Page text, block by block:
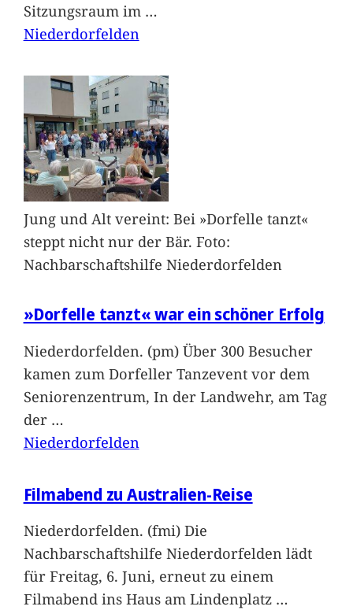
Sitzungsraum im …
Niederdorfelden
Jung und Alt vereint: Bei »Dorfelle tanzt«
steppt nicht nur der Bär. Foto:
Nachbarschaftshilfe Niederdorfelden
»Dorfelle tanzt« war ein schöner Erfolg
Niederdorfelden. (pm) Über 300 Besucher
kamen zum Dorfeller Tanzevent vor dem
Seniorenzentrum, In der Landwehr, am Tag
der …
Niederdorfelden
Filmabend zu Australien-Reise
Niederdorfelden. (fmi) Die
Nachbarschaftshilfe Niederdorfelden lädt
für Freitag, 6. Juni, erneut zu einem
Filmabend ins Haus am Lindenplatz …